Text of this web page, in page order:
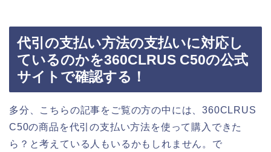
代引の支払い方法の支払いに対応し
ているのかを360CLRUS C50の公式
サイトで確認する！
多分、こちらの記事をご覧の方の中には、360CLRUS
C50の商品を代引の支払い方法を使って購入できた
ら？と考えている人もいるかもしれません。で